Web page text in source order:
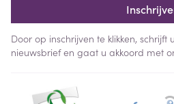
Door op inschrijven te klikken, schrijft
nieuwsbrief en gaat u akkoord met